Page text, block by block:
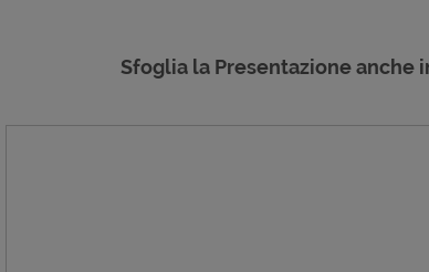
Sfoglia la Presentazione anche